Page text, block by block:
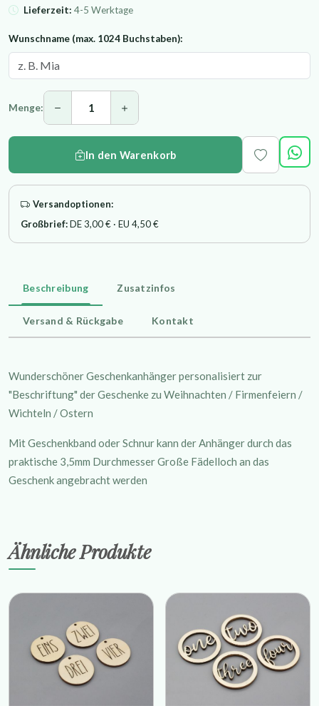
Lieferzeit: 4-5 Werktage
Wunschname (max. 1024 Buchstaben):
Menge:
In den Warenkorb
Versandoptionen:
Großbrief:DE 3,00 € · EU 4,50 €
Beschreibung Zusatzinfos
Versand & Rückgabe Kontakt
Wunderschöner Geschenkanhänger personalisiert zur
"Beschriftung" der Geschenke zu Weihnachten / Firmenfeiern /
Wichteln / Ostern
Mit Geschenkband oder Schnur kann der Anhänger durch das
praktische 3,5mm Durchmesser Große Fädelloch an das
Geschenk angebracht werden
Ähnliche Produkte